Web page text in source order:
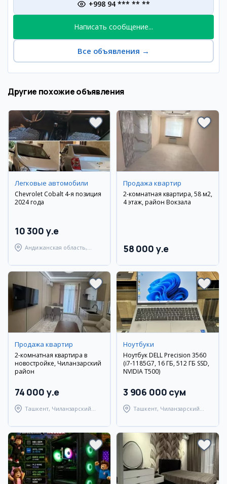
+998 94 *** ** **
Написать сообщение...
Все объявления →
Другие похожие объявления
Легковые автомобили
Chevrolet Cobalt 4-я позиция
2024 года
10 300 y.e
Андижанская область,
Продажа квартир
2-комнатная квартира, 58 м2,
4 этаж, район Вокзала
58 000 y.e
Продажа квартир
2-комнатная квартира в
новостройке, Чиланзарский
район
74 000 y.e
Ташкент, Чиланзарский
Ноутбуки
Ноутбук DELL Precision 3560
(i7-1185G7, 16 ГБ, 512 ГБ SSD,
NVIDIA T500)
3 906 000 сум
Ташкент, Чиланзарский